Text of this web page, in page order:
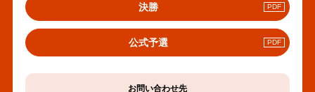
決勝PDF
へ
の
リ
ン
公式予選PDF
へ
お問い合わせ先